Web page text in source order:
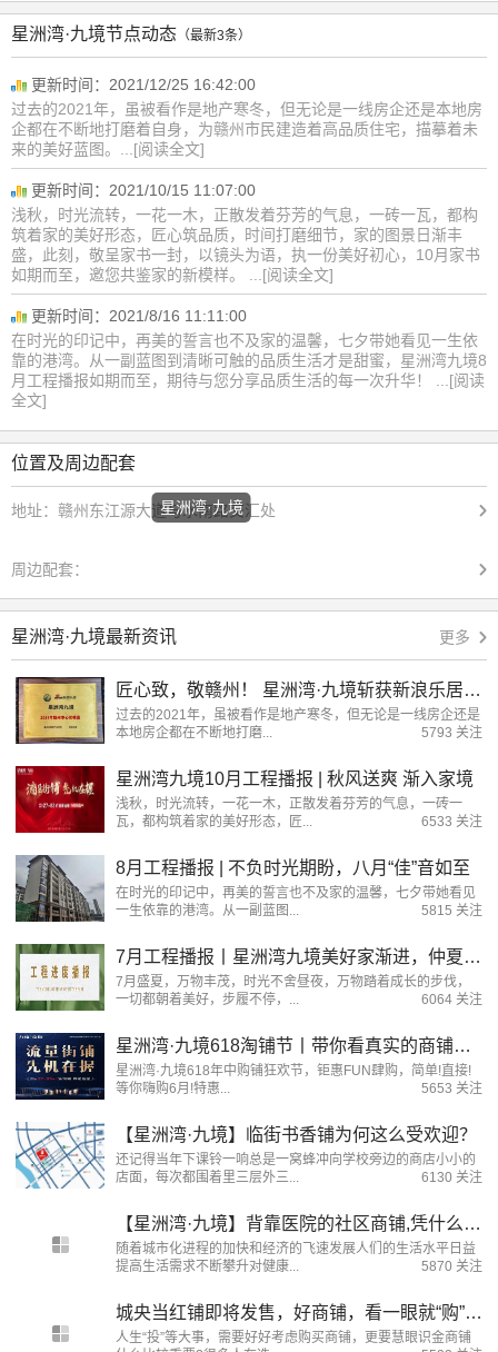
星洲湾·九境节点动态 （最新3条）
更新时间：2021/12/25 16:42:00
过去的2021年，虽被看作是地产寒冬，但无论是一线房企还是本地房
企都在不断地打磨着自身，为赣州市民建造着高品质住宅，描摹着未
来的美好蓝图。...[阅读全文]
更新时间：2021/10/15 11:07:00
浅秋，时光流转，一花一木，正散发着芬芳的气息，一砖一瓦，都构
筑着家的美好形态，匠心筑品质，时间打磨细节，家的图景日渐丰
盛，此刻，敬呈家书一封，以镜头为语，执一份美好初心，10月家书
如期而至，邀您共鉴家的新模样。 ...[阅读全文]
更新时间：2021/8/16 11:11:00
在时光的印记中，再美的誓言也不及家的温馨，七夕带她看见一生依
靠的港湾。从一副蓝图到清晰可触的品质生活才是甜蜜，星洲湾九境8
月工程播报如期而至，期待与您分享品质生活的每一次升华！ ...[阅读
全文]
位置及周边配套
地址： 赣州东江源大道与水南路交汇处
星洲湾·九境
周边配套：
星洲湾·九境最新资讯 更多
匠心致，敬赣州！ 星洲湾·九境斩获新浪乐居“2021年度赣州市心仪楼盘”大奖
过去的2021年，虽被看作是地产寒冬，但无论是一线房企还是
本地房企都在不断地打磨...
5793 关注
星洲湾九境10月工程播报 | 秋风送爽 渐入家境
浅秋，时光流转，一花一木，正散发着芬芳的气息，一砖一
瓦，都构筑着家的美好形态，匠...
6533 关注
8月工程播报 | 不负时光期盼，八月“佳”音如至
在时光的印记中，再美的誓言也不及家的温馨，七夕带她看见
一生依靠的港湾。从一副蓝图...
5815 关注
7月工程播报丨星洲湾九境美好家渐进，仲夏阅佳音
7月盛夏，万物丰茂，时光不舍昼夜，万物踏着成长的步伐，
一切都朝着美好，步履不停，...
6064 关注
星洲湾·九境618淘铺节丨带你看真实的商铺经济学！
星洲湾·九境618年中购铺狂欢节，钜惠FUN肆购，简单!直接!
等你嗨购6月!特惠...
5653 关注
【星洲湾·九境】临街书香铺为何这么受欢迎？
还记得当年下课铃一响总是一窝蜂冲向学校旁边的商店小小的
店面，每次都围着里三层外三...
6130 关注
【星洲湾·九境】背靠医院的社区商铺,凭什么散发光芒?
随着城市化进程的加快和经济的飞速发展人们的生活水平日益
提高生活需求不断攀升对健康...
5870 关注
城央当红铺即将发售，好商铺，看一眼就“购”了!
人生“投”等大事，需要好好考虑购买商铺，更要慧眼识金商铺